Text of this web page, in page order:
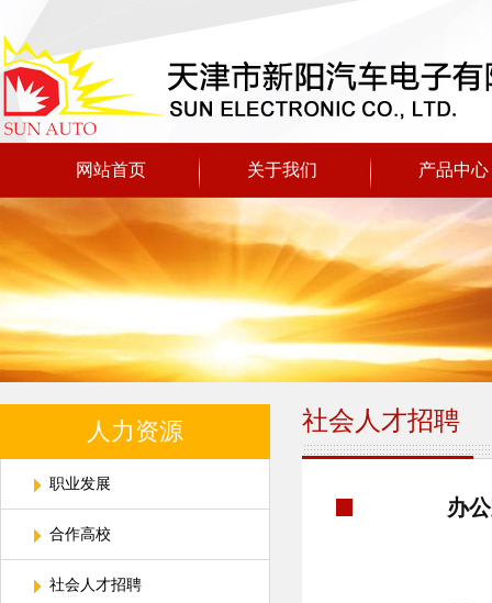
网站首页 关于我们 产品中心
人力资源
职业发展
合作高校
社会人才招聘
社会人才招聘
办